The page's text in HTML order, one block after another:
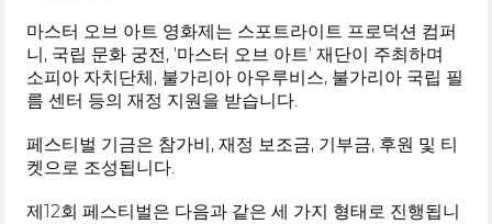
마스터 오브 아트 영화제는 스포트라이트 프로덕션 컴퍼
니, 국립 문화 궁전, '마스터 오브 아트' 재단이 주최하며
소피아 자치단체, 불가리아 아우루비스, 불가리아 국립 필
름 센터 등의 재정 지원을 받습니다.
페스티벌 기금은 참가비, 재정 보조금, 기부금, 후원 및 티
켓으로 조성됩니다.
제12회 페스티벌은 다음과 같은 세 가지 형태로 진행됩니